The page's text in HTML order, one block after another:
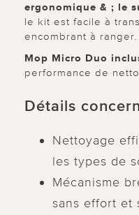
ergonomique & ; le
le kit est facile à
encombrant à ranger.
Mop Micro Duo
performance de
Détails
Nettoyage
les types de
Mécanisme
sans effort et